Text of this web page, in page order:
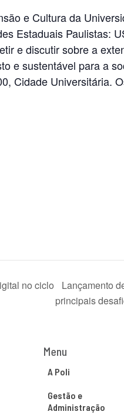
e Cultura da
Estaduais Paulistas:
e discutir sobre a
e sustentável para a
Cidade Universitária.
no ciclo
Lançamento
principais
Menu
A Poli
Gestão e
Administração